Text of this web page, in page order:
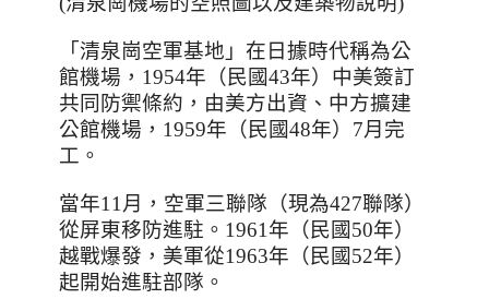
「清泉崗空軍基地」在日據時代稱為公
館機場， 1954年（民國43年）中美簽訂
共同防禦條約，由美方出資、中方擴建
公館機場， 1959年（民國48年） 7月完
工。
當年11 月，空軍三聯隊（現為427聯隊）
從屏東移防進駐。 1961年（民國50年）
越戰爆發，美軍從1963年（民國52年）
起開始進駐部隊。